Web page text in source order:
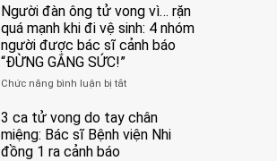
trai
11
tuổi
phải
bỏ
hoàn
vì
bỏ
Người đàn ông tử vong vì… rặn
quá mạnh khi đi vệ sinh: 4 nhóm
người được bác sĩ cảnh báo
“ĐỪNG GẮNG SỨC!”
Chức năng bình luận bị tắtở
đàn
ông
3 ca tử vong do tay chân
miệng: Bác sĩ Bệnh viện Nhi
đồng 1 ra cảnh báo